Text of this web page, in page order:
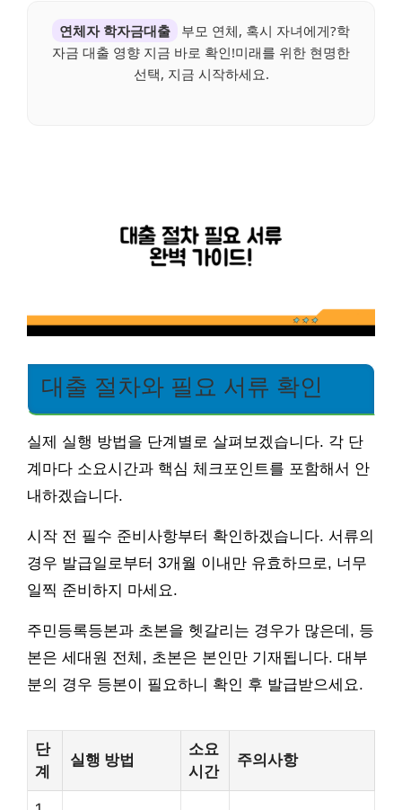
연체자 학자금대출
부모 연체, 혹시 자녀에게?학
자금 대출 영향 지금 바로 확인!미래를 위한 현명한
선택, 지금 시작하세요.
대출 절차와 필요 서류 확인
실제 실행 방법을 단계별로 살펴보겠습니다. 각 단
계마다 소요시간과 핵심 체크포인트를 포함해서 안
내하겠습니다.
시작 전 필수 준비사항부터 확인하겠습니다. 서류의
경우 발급일로부터 3개월 이내만 유효하므로, 너무
일찍 준비하지 마세요.
주민등록등본과 초본을 헷갈리는 경우가 많은데, 등
본은 세대원 전체, 초본은 본인만 기재됩니다. 대부
분의 경우 등본이 필요하니 확인 후 발급받으세요.
단
계
실행 방법
소요
시간
주의사항